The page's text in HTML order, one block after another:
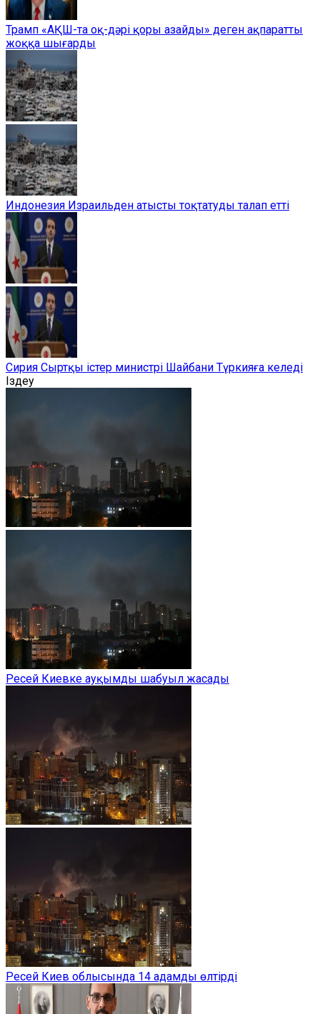
Трамп «АҚШ-та оқ-дәрі қоры азайды» деген ақпаратты
жоққа шығарды
Индонезия Израильден атысты тоқтатуды талап етті
Сирия Сыртқы істер министрі Шайбани Түркияға келеді
Іздеу
Ресей Киевке ауқымды шабуыл жасады
Ресей Киев облысында 14 адамды өлтірді